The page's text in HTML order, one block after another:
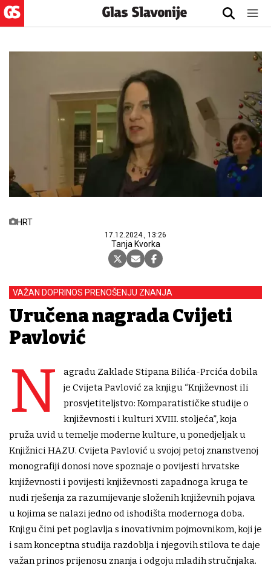
HRT
17.12.2024., 13:26
Tanja Kvorka
VAŽAN DOPRINOS PRENOŠENJU ZNANJA
Uručena nagrada Cvijeti
Pavlović
N
agradu Zaklade Stipana Bilića-Prcića dobila
je Cvijeta Pavlović za knjigu “Književnost ili
prosvjetiteljstvo: Komparatističke studije o
književnosti i kulturi XVIII. stoljeća”, koja
pruža uvid u temelje moderne kulture, u ponedjeljak u
Knjižnici HAZU. Cvijeta Pavlović u svojoj petoj znanstvenoj
monografiji donosi nove spoznaje o povijesti hrvatske
književnosti i povijesti književnosti zapadnoga kruga te
nudi rješenja za razumijevanje složenih književnih pojava
u kojima se nalazi jedno od ishodišta modernoga doba.
Knjigu čini pet poglavlja s inovativnim pojmovnikom, koji je
i sam konceptna studija razdoblja i njegovih stilova te daje
važan prinos prijenosu znanja i odgoju mladih stručnjaka.